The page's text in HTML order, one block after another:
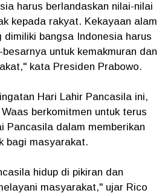
harus berlandaskan nilai-nilai
kepada rakyat. Kekayaan alam
dimiliki bangsa Indonesia harus
untuk kemakmuran dan
kata Presiden Prabowo.
Hari Lahir Pancasila ini,
berkomitmen untuk terus
Pancasila dalam memberikan
bagi masyarakat.
hidup di pikiran dan
masyarakat," ujar Rico